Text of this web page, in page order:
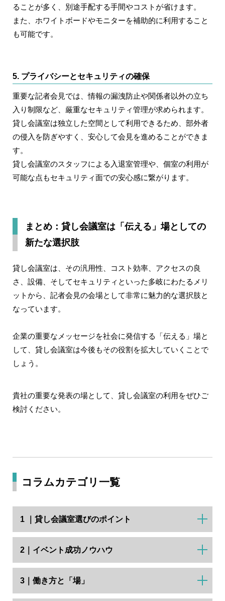
ることが多く、別途手配する手間やコストが省けます。
また、ホワイトボードやモニターを補助的に利用すること
も可能です。
5. プライバシーとセキュリティの確保
重要な記者会見では、情報の漏洩防止や関係者以外の立ち
入り制限など、厳重なセキュリティ管理が求められます。
貸し会議室は独立した空間として利用できるため、部外者
の侵入を防ぎやすく、安心して会見を進めることができま
す。
貸し会議室のスタッフによる入退室管理や、個室の利用が
可能な点もセキュリティ面での安心感に繋がります。
まとめ：貸し会議室は「伝える」場としての
新たな選択肢
貸し会議室は、その汎用性、コスト効率、アクセスの良
さ、設備、そしてセキュリティといった多岐にわたるメリ
ットから、記者会見の会場として非常に魅力的な選択肢と
なっています。
企業の重要なメッセージを社会に発信する「伝える」場と
して、貸し会議室は今後もその役割を拡大していくことで
しょう。
貴社の重要な発表の場として、貸し会議室の利用をぜひご
検討ください。
コラムカテゴリ一覧
1 ｜貸し会議室選びのポイント
2｜イベント成功ノウハウ
3｜働き方と「場」